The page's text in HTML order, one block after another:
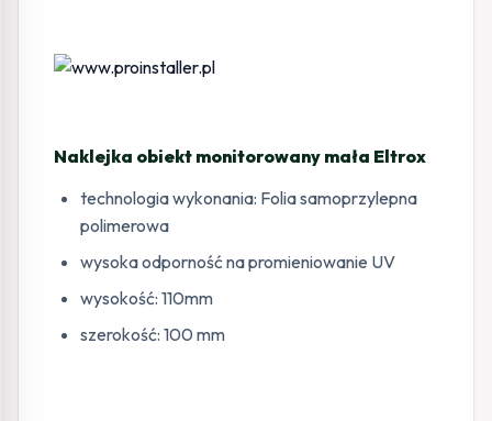
Naklejka obiekt monitorowany mała Eltrox
technologia wykonania: Folia samoprzylepna
polimerowa
wysoka odporność na promieniowanie UV
wysokość: 110mm
szerokość: 100 mm